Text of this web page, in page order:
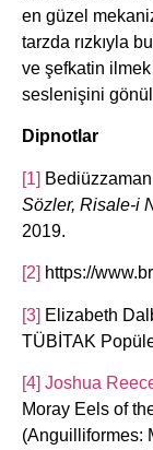
en güzel
tarzda rızkıyla
ve şefkatin
seslenişini
Dipnotlar
[1]
Sözler, Risale-i
2019.
[2] https://
[3] Elizabeth
TÜBİTAK
[4] Joshua
Moray Eels of
(Anguilliformes: